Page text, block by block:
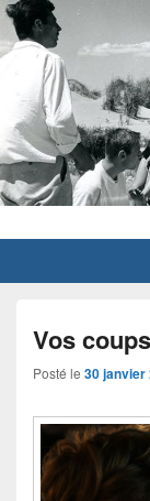
Vos
Posté le 30 janvier